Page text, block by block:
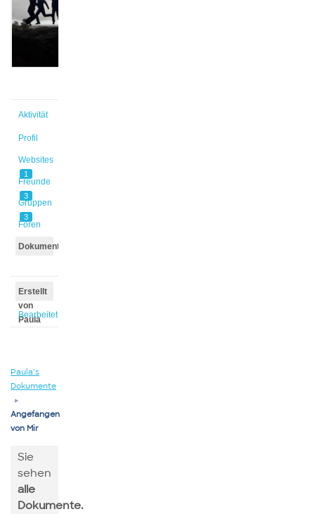
Aktivität
Profil
Websites
1
Freunde
3
Gruppen
3
Foren
Dokumente
Erstellt
von
Paula
Bearbeitet
Paula’s
Dokumente
▸
Angefangen
von Mir
Sie
sehen
alle
Dokumente.